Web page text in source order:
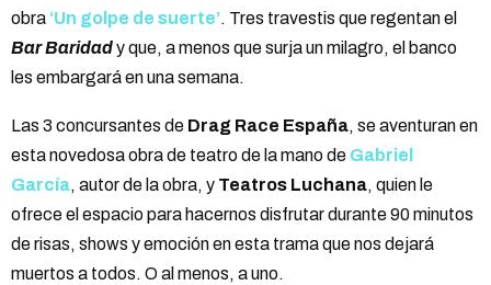
obra ‘Un golpe de suerte’. Tres travestis que regentan el
Bar Baridady que, a menos que surja un milagro, el banco
les embargará en una semana.
Las 3 concursantes de Drag Race España, se aventuran en
esta novedosa obra de teatro de la mano de Gabriel
García, autor de la obra, y Teatros Luchana, quien le
ofrece el espacio para hacernos disfrutar durante 90 minutos
de risas, shows y emoción en esta trama que nos dejará
muertos a todos. O al menos, a uno.